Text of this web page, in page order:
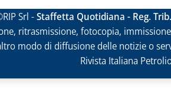
Srl -Staffetta Quotidiana - Reg.
ritrasmissione, fotocopia,
modo di diffusione delle notizie o
Rivista Italiana